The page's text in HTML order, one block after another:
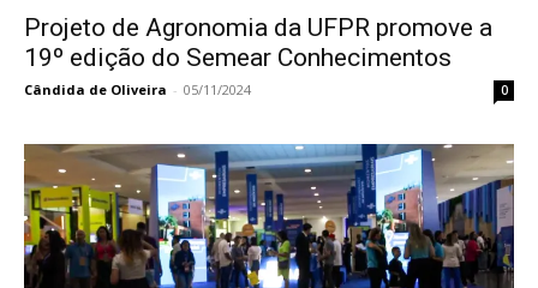
Projeto de Agronomia da UFPR promove a
19º edição do Semear Conhecimentos
Cândida de Oliveira - 05/11/2024 0